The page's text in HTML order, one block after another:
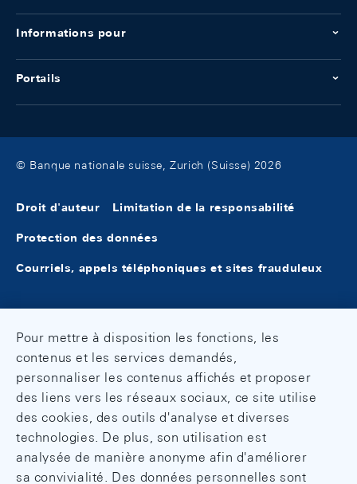
Informations pour
Portails
© Banque nationale suisse, Zurich (Suisse) 2026
Droit d'auteur Limitation de la responsabilité
Protection des données
Courriels, appels téléphoniques et sites frauduleux
Pour mettre à disposition les fonctions, les
contenus et les services demandés,
personnaliser les contenus affichés et proposer
des liens vers les réseaux sociaux, ce site utilise
des cookies, des outils d'analyse et diverses
technologies. De plus, son utilisation est
analysée de manière anonyme afin d'améliorer
sa convivialité. Des données personnelles sont